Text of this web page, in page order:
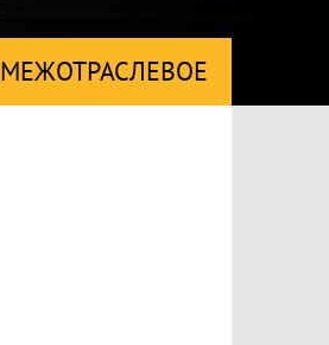
МЕЖОТРАСЛЕВОЕ